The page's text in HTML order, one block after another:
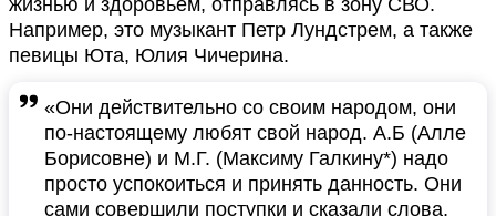
жизнью и здоровьем, отправлясь в зону СВО.
Например, это музыкант Петр Лундстрем, а также
певицы Юта, Юлия Чичерина.
«Они действительно со своим народом, они
по-настоящему любят свой народ. А.Б (Алле
Борисовне) и М.Г. (Максиму Галкину*) надо
просто успокоиться и принять данность. Они
сами совершили поступки и сказали слова,